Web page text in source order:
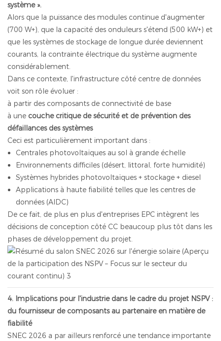
système ».
Alors que la puissance des modules continue d'augmenter
(700 W+), que la capacité des onduleurs s'étend (500 kW+) et
que les systèmes de stockage de longue durée deviennent
courants, la contrainte électrique du système augmente
considérablement.
Dans ce contexte, l'infrastructure côté centre de données
voit son rôle évoluer :
à partir des composants de connectivité de base
à une couche critique de sécurité et de prévention des
défaillances des systèmes
Ceci est particulièrement important dans :
Centrales photovoltaïques au sol à grande échelle
Environnements difficiles (désert, littoral, forte humidité)
Systèmes hybrides photovoltaïques + stockage + diesel
Applications à haute fiabilité telles que les centres de
données (AIDC)
De ce fait, de plus en plus d'entreprises EPC intègrent les
décisions de conception côté CC beaucoup plus tôt dans les
phases de développement du projet.
4. Implications pour l'industrie dans le cadre du projet NSPV :
du fournisseur de composants au partenaire en matière de
fiabilité
SNEC 2026 a par ailleurs renforcé une tendance importante